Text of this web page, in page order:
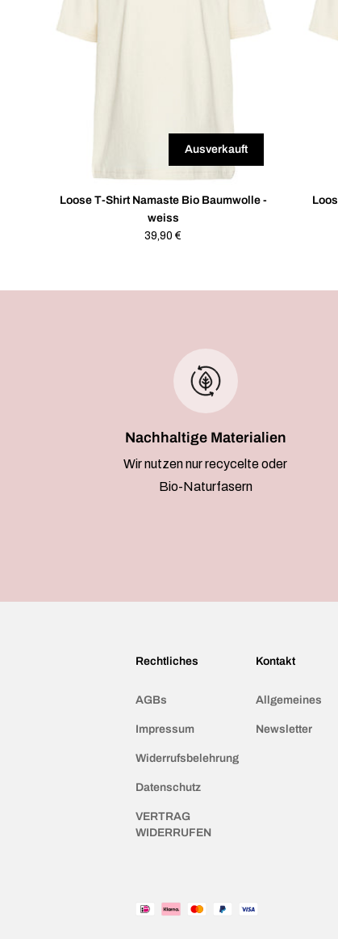
Ausverkauft
Loose T-Shirt Namaste Bio Baumwolle -
weiss
Regulärer
39,90 €
Nachhaltige Materialien
Wir nutzen nur recycelte oder
Bio-Naturfasern
Rechtliches
AGBs
Impressum
Widerrufsbelehrung
Datenschutz
VERTRAG
WIDERRUFEN
Kontakt
Allgemeines
Newsletter